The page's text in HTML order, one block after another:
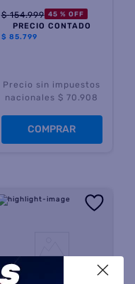
$ 154.999 45 % OFF
PRECIO CONTADO
$ 85.799
Precio sin impuestos
nacionales $ 70.908
COMPRAR
X